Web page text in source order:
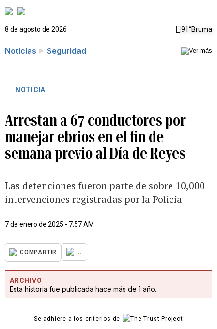
8 de agosto de 2026 91°Bruma
Noticias Seguridad
NOTICIA
Arrestan a 67 conductores por
manejar ebrios en el fin de
semana previo al Día de Reyes
Las detenciones fueron parte de sobre 10,000
intervenciones registradas por la Policía
7 de enero de 2025 - 7:57 AM
COMPARTIR ...
ARCHIVO
Esta historia fue publicada hace más de 1 año.
Se adhiere a los criterios de